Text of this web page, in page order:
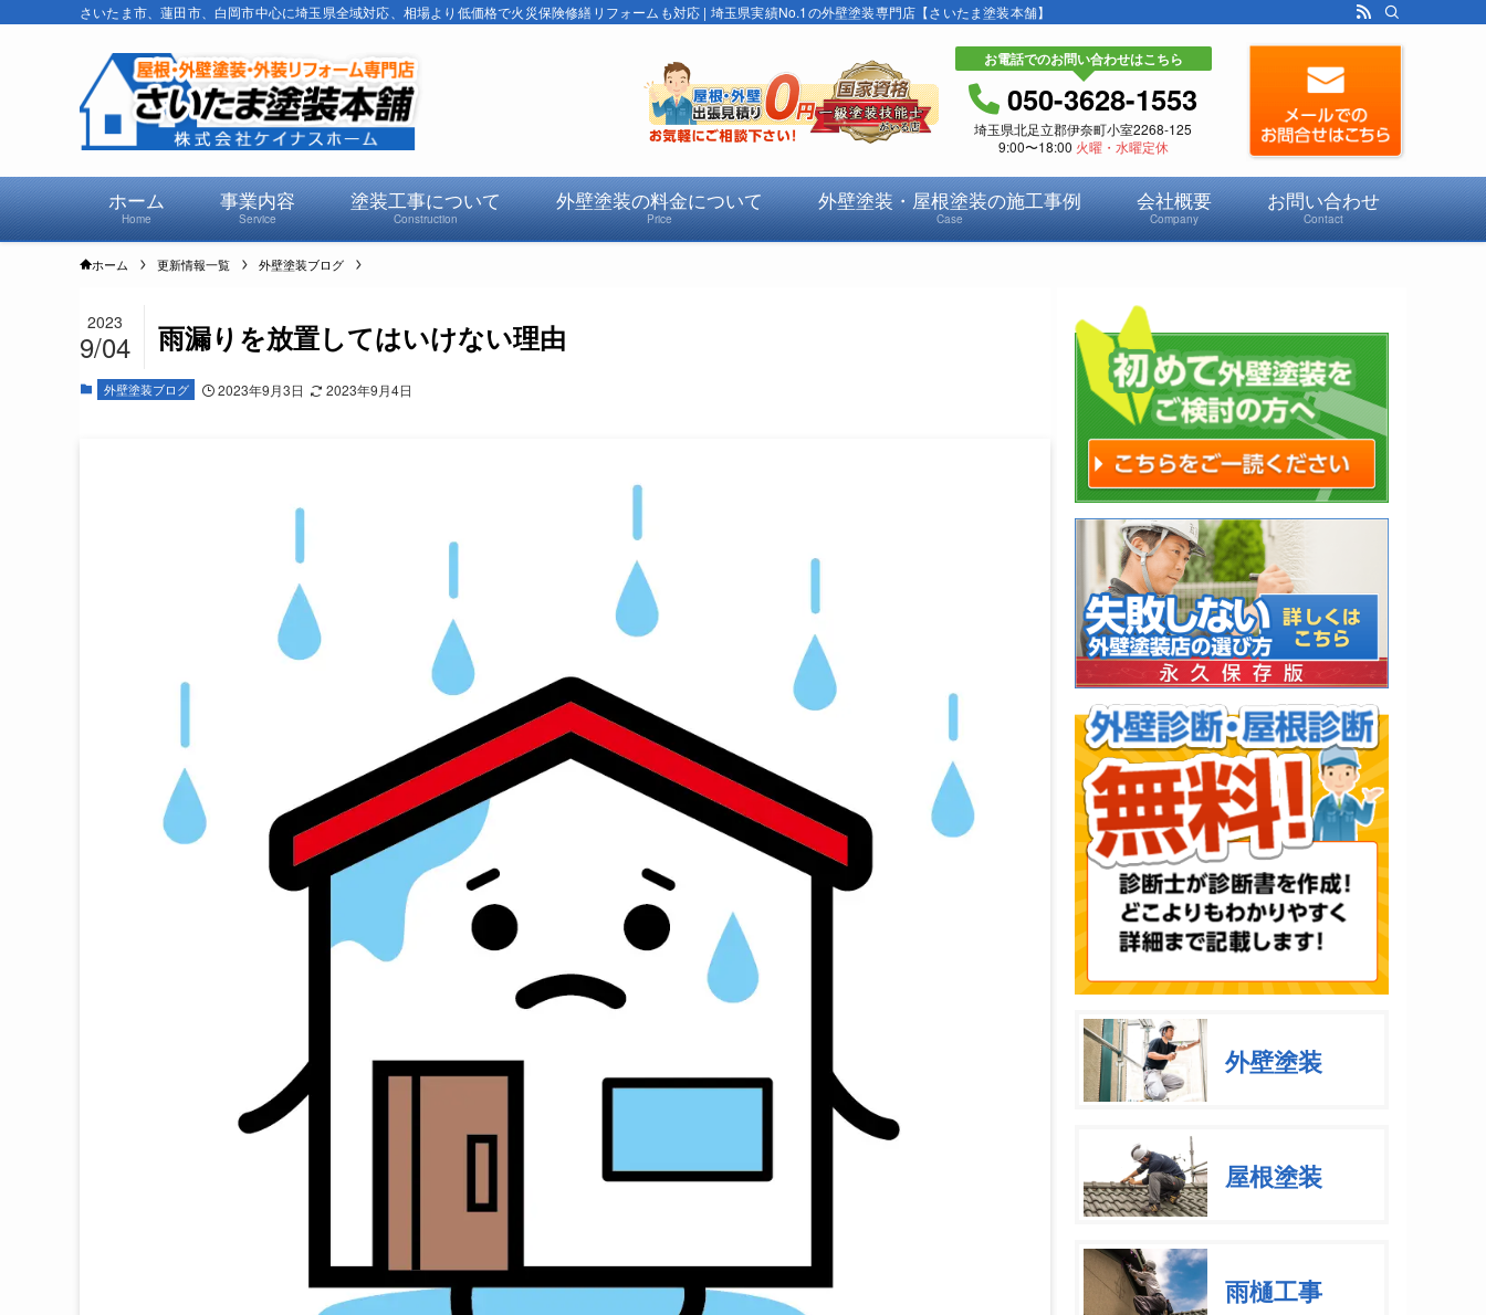
さいたま市、蓮田市、白岡市中心に埼玉県全域対応、相場より低価格で火災保険修繕リフォームも対応 | 埼玉県実績No.1の外壁塗装専門店【さいたま塗装本舗】
ホーム
Home
事業内容
Service
塗装工事について
Construction
外壁塗装の料金について
Price
外壁塗装・屋根塗装の施工事例
Case
会社概要
Company
お問い合わせ
Contact
お電話でのお問い合わせはこちら
050-3628-1553
埼玉県北足立郡伊奈町小室2268-125
9:00〜18:00 火曜・水曜定休
ホーム 更新情報一覧 外壁塗装ブログ
雨漏りを放置してはいけない理由
2023
9/04
外壁塗装ブログ 2023年9月3日 2023年9月4日
外壁塗装
屋根塗装
雨樋工事